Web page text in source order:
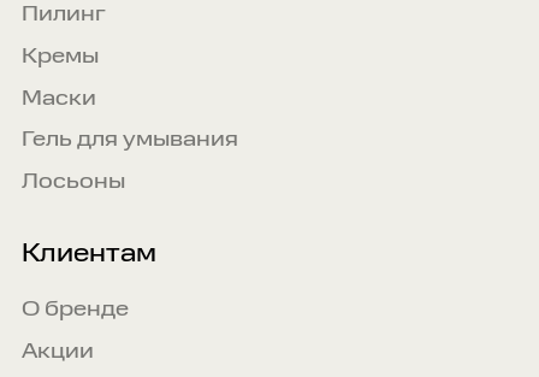
Пилинг
Кремы
Маски
Гель для умывания
Лосьоны
Клиентам
О бренде
Акции